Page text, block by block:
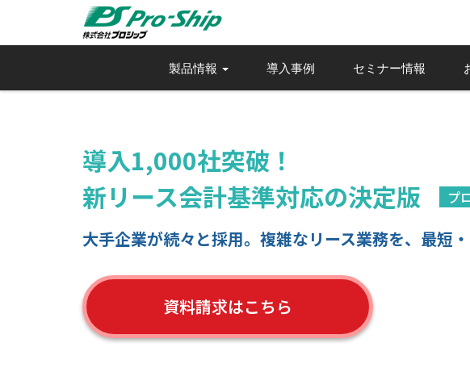
製品情報 導入事例 セミナー情報
導入1,000社突破！
新リース会計基準対応の決定版
プ
大手企業が続々と採用。複雑なリース業務を、最短・
資料請求はこちら